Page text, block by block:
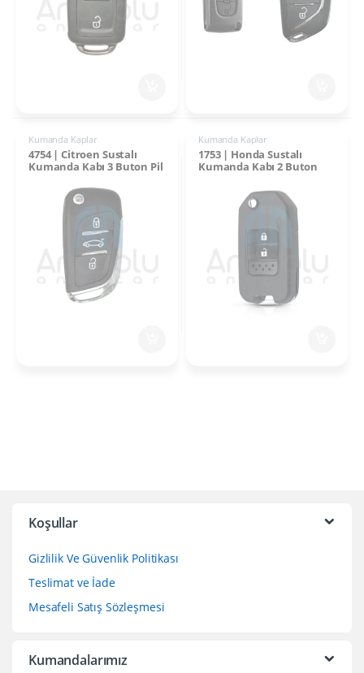
Kumanda Kaplar
4754 | Citroen Sustalı
Kumanda Kabı 3 Buton Pil
Kumanda Kaplar
1753 | Honda Sustalı
Kumanda Kabı 2 Buton
Koşullar
Gizlilik Ve Güvenlik Politikası
Teslimat ve İade
Mesafeli Satış Sözleşmesi
Kumandalarımız